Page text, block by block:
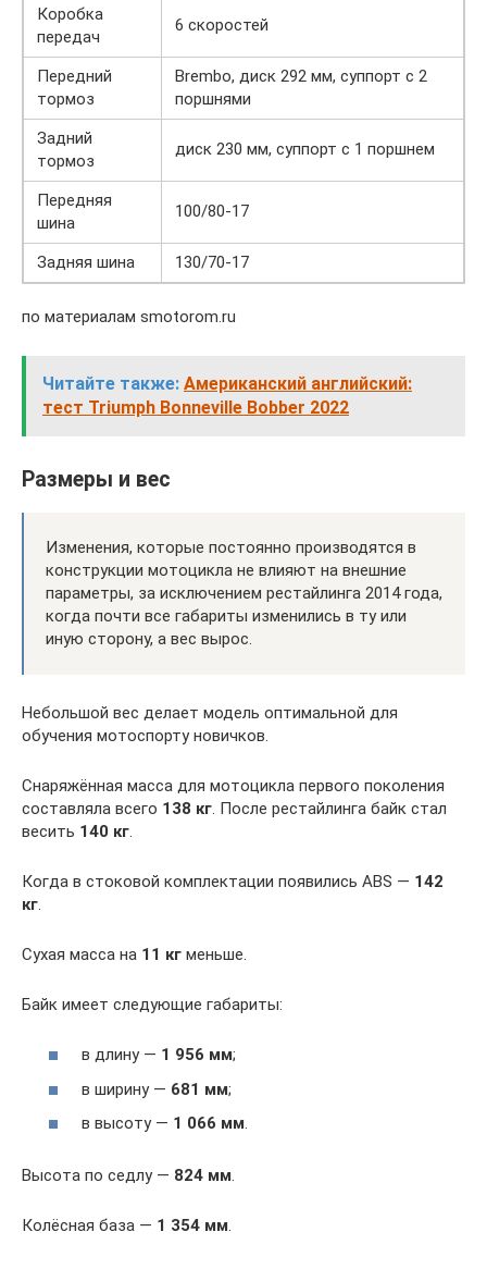
Коробка
передач
6 скоростей
Передний
тормоз
Brembo, диск 292 мм, суппорт с 2
поршнями
Задний
тормоз
диск 230 мм, суппорт с 1 поршнем
Передняя
шина
100/80-17
Задняя шина 130/70-17
по материалам smotorom.ru
Читайте также: Американский английский:
тест Triumph Bonneville Bobber 2022
Размеры и вес
Изменения, которые постоянно производятся в
конструкции мотоцикла не влияют на внешние
параметры, за исключением рестайлинга 2014 года,
когда почти все габариты изменились в ту или
иную сторону, а вес вырос.
Небольшой вес делает модель оптимальной для
обучения мотоспорту новичков.
Снаряжённая масса для мотоцикла первого поколения
составляла всего 138 кг. После рестайлинга байк стал
весить 140 кг.
Когда в стоковой комплектации появились ABS — 142
кг.
Сухая масса на 11 кг меньше.
Байк имеет следующие габариты:
в длину — 1 956 мм;
в ширину — 681 мм;
в высоту — 1 066 мм.
Высота по седлу — 824 мм.
Колёсная база — 1 354 мм.